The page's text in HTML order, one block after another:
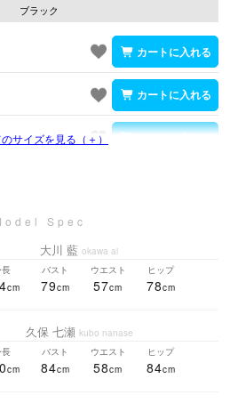
ブラック
サイズを見る（＋）
大川 藍 okawa ai
バスト
79
ウエスト
57
ヒップ
78
久保 七瀬 kubo nanase
バスト
84
ウエスト
58
ヒップ
84